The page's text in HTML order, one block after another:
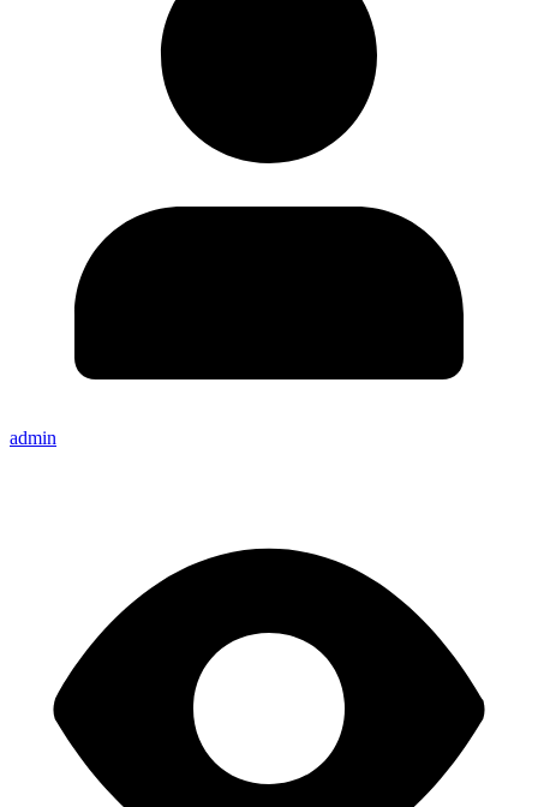
admin